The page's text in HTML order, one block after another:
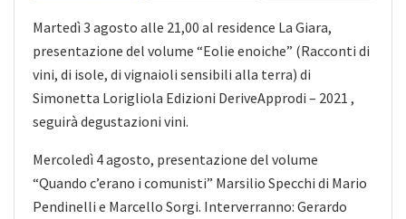
Martedì 3 agosto alle 21,00 al residence La Giara,
presentazione del volume “Eolie enoiche” (Racconti di
vini, di isole, di vignaioli sensibili alla terra) di
Simonetta Lorigliola Edizioni DeriveApprodi – 2021 ,
seguirà degustazioni vini.
Mercoledì 4 agosto, presentazione del volume
“Quando c’erano i comunisti” Marsilio Specchi di Mario
Pendinelli e Marcello Sorgi. Interverranno: Gerardo